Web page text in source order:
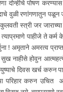
दोन्हीचे पोषण
वुळी रणांगणातुन पळून
स्त्री जर जाराच्या
त्याप्रमाणे पाहीजे ते
! अमृताने अमरत्व
नाहीसे होवुन
दिवस खर्च करुन
परिहार करुन उचित